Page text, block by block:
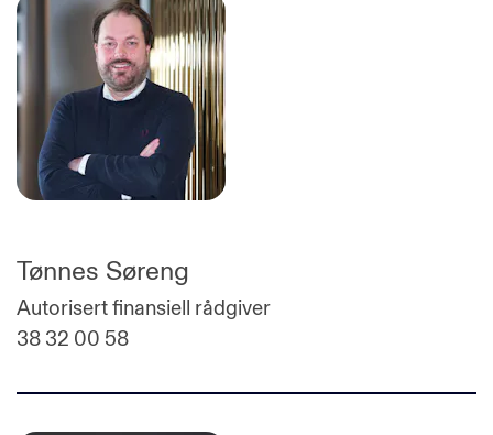
Tønnes Søreng
Autorisert finansiell rådgiver
38 32 00 58